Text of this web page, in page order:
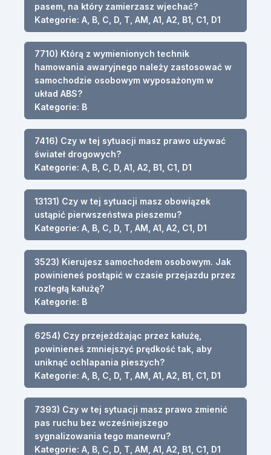
pasem, na który zamierzasz wjechać?
Kategorie: A, B, C, D, T, AM, A1, A2, B1, C1, D1
7710) Którą z wymienionych technik
hamowania awaryjnego należy zastosować w
samochodzie osobowym wyposażonym w
układ ABS?
Kategorie: B
7416) Czy w tej sytuacji masz prawo używać
świateł drogowych?
Kategorie: A, B, C, D, A1, A2, B1, C1, D1
13131) Czy w tej sytuacji masz obowiązek
ustąpić pierwszeństwa pieszemu?
Kategorie: A, B, C, D, T, AM, A1, A2, C1, D1
3523) Kierujesz samochodem osobowym. Jak
powinieneś postąpić w czasie przejazdu przez
rozległą kałużę?
Kategorie: B
6254) Czy przejeżdżając przez kałużę,
powinieneś zmniejszyć prędkość tak, aby
uniknąć ochlapania pieszych?
Kategorie: A, B, C, D, T, AM, A1, A2, B1, C1, D1
7393) Czy w tej sytuacji masz prawo zmienić
pas ruchu bez wcześniejszego
sygnalizowania tego manewru?
Kategorie: A, B, C, D, T, AM, A1, A2, B1, C1, D1